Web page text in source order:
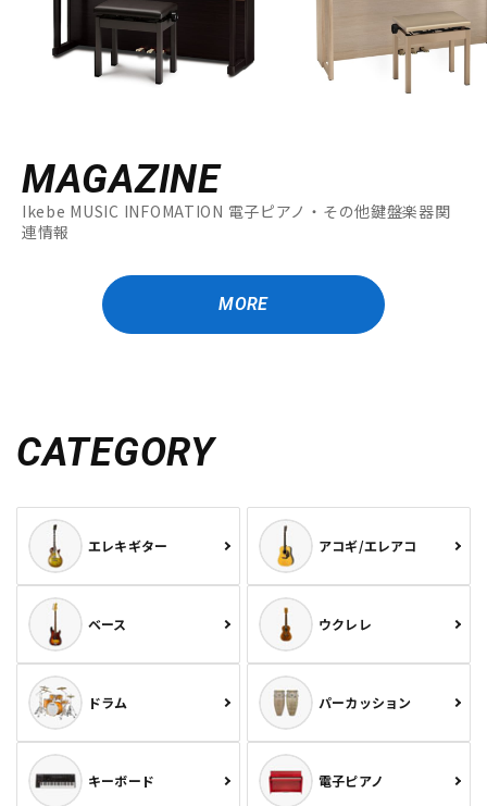
MAGAZINE
Ikebe MUSIC INFOMATION 電子ピアノ・その他鍵盤楽器関
連情報
MORE
CATEGORY
エレキギター アコギ/エレアコ
ベース ウクレレ
ドラム パーカッション
キーボード 電子ピアノ